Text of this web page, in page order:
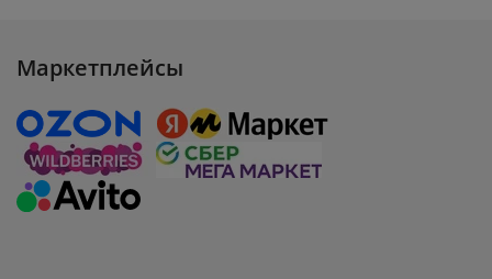
Маркетплейсы